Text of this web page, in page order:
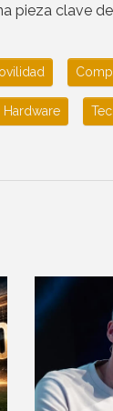
pieza clave
Hardware